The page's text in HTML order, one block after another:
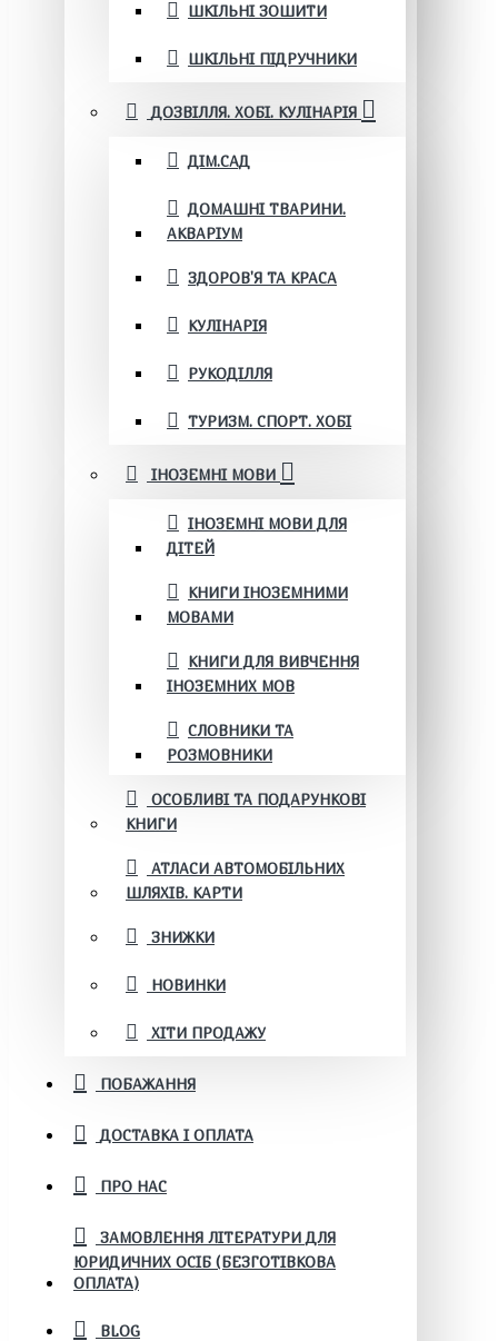
ШКІЛЬНІ ЗОШИТИ
ШКІЛЬНІ ПІДРУЧНИКИ
ДОЗВІЛЛЯ. ХОБІ. КУЛІНАРІЯ
ДІМ.САД
ДОМАШНІ ТВАРИНИ.
АКВАРІУМ
ЗДОРОВ'Я ТА КРАСА
КУЛІНАРІЯ
РУКОДІЛЛЯ
ТУРИЗМ. СПОРТ. ХОБІ
ІНОЗЕМНІ МОВИ
ІНОЗЕМНІ МОВИ ДЛЯ
ДІТЕЙ
КНИГИ ІНОЗЕМНИМИ
МОВАМИ
КНИГИ ДЛЯ ВИВЧЕННЯ
ІНОЗЕМНИХ МОВ
СЛОВНИКИ ТА
РОЗМОВНИКИ
ОСОБЛИВІ ТА ПОДАРУНКОВІ
КНИГИ
АТЛАСИ АВТОМОБІЛЬНИХ
ШЛЯХІВ. КАРТИ
ЗНИЖКИ
НОВИНКИ
ХІТИ ПРОДАЖУ
ПОБАЖАННЯ
ДОСТАВКА І ОПЛАТА
ПРО НАС
ЗАМОВЛЕННЯ ЛІТЕРАТУРИ ДЛЯ
ЮРИДИЧНИХ ОСІБ (БЕЗГОТІВКОВА
ОПЛАТА)
BLOG